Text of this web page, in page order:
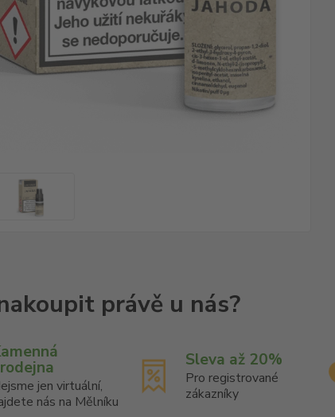
jen virtuální,
nás na Mělníku
Sleva až 20%
Pro registrované
zákazníky